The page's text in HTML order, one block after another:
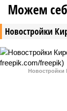
Новостройки
Можем
Новостройки